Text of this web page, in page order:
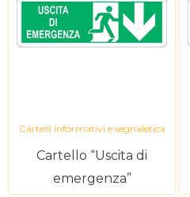
Cartelli informativi e segnaletica
Cartello “Uscita di
emergenza”